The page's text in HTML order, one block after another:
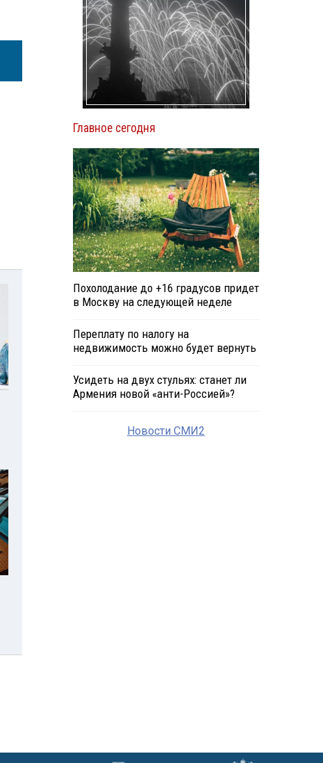
Главное сегодня
Похолодание до +16 градусов придет
в Москву на следующей неделе
Переплату по налогу на
недвижимость можно будет вернуть
Усидеть на двух стульях: станет ли
Армения новой «анти-Россией»?
Новости СМИ2